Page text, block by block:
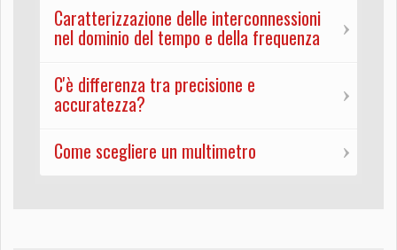
Caratterizzazione delle interconnessioni
nel dominio del tempo e della frequenza
C'è differenza tra precisione e
accuratezza?
Come scegliere un multimetro